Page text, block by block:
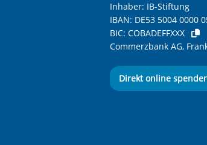
Inhaber: IB-Stiftung
IBAN: DE53 5004 0000
BIC: COBADEFFXXX
Commerzbank AG,
Direkt online